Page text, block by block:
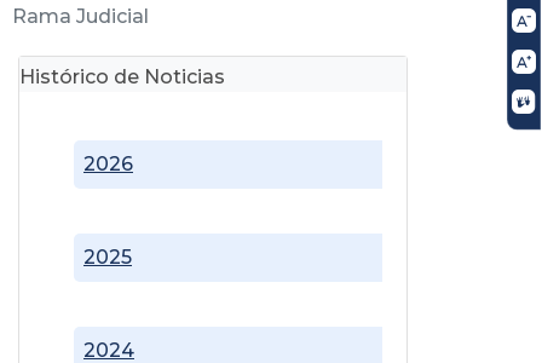
Rama Judicial
Histórico de Noticias
2024
2025
2026